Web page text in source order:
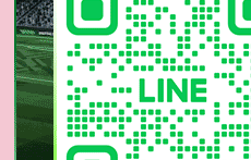
ได้ใจ
หน้า
หล่อ
สไตล์
สาย
เกา